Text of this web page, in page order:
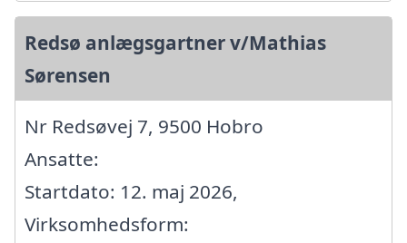
Redsø anlægsgartner v/Mathias
Sørensen
Nr Redsøvej 7, 9500 Hobro
Ansatte:
Startdato: 12. maj 2026,
Virksomhedsform: